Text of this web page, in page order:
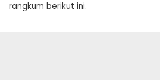
rangkum berikut ini.